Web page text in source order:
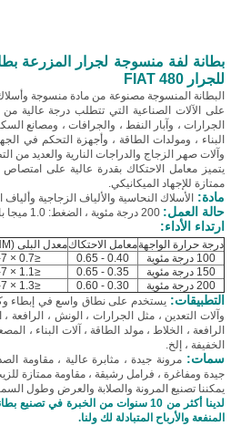
بطانة لفة منسوجة لجرار المزرعة
للجرار FIAT 480
البطانة المنسوجة مصنوعة من مادة منسوجة وأسلاك
على الآلات الصناعية التي تتطلب درجة عالية
الجرارات ، وآبار النفط ، والجرافات ، ومصانع
البناء ، ومولدات الطاقة ، وأجهزة التحكم في
وآلات صهر الزجاج والدراجات النارية والعديد من
يتميز معامل الاحتكاك بقدرة عالية على امتصاص
ممتازة للإجهاد الميكانيكي.
مادة: الأسلاك النحاسية والألياف الزجاجية وألياف
حالة العمل: 200 درجة مئوية ، الضغط: 1.0 ميجا باسكال
ارتداء الأداء:
درجة حرارة الواجهةمعامل الاحتكاكمعدل البلى (CM3 / NM)
100 درجة مئوية
0.40 - 0.65
≤0.7 × 10-7
150 درجة مئوية
0.35 - 0.65
≤1.1 × 10-7
200 درجة مئوية
0.30 - 0.60
≤1.3 × 10-7
التطبيقات:يستخدم على نطاق واسع في إبطاء
وآلات التعدين ، مثل الجرارات ، الونش ، الرافعة
الرافعة ، الخلاط ، مولد الطاقة ، آلات البناء ،
الخفيفة ، إلخ.
سمات:مرونة جيدة ، مثابرة عالية ، مقاومة
جيدة ومفاغرة ، فرامل رشيقة ، مقاومة ممتازة
يمكننا تصنيع المرونة والصلابة والعرض وطول
لدينا أكثر من 10 سنوات من الخبرة في
المنفعة والأرباح المتبادلة لك ولنا.